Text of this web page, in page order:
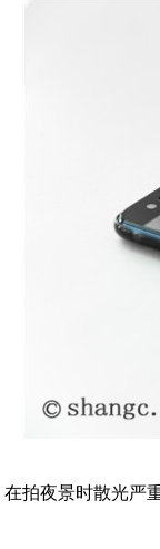
夜景时散光严